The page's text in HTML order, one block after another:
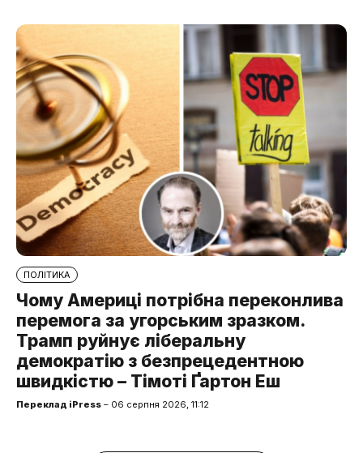
ПОЛІТИКА
Чому Америці потрібна переконлива
перемога за угорським зразком.
Трамп руйнує ліберальну
демократію з безпрецедентною
швидкістю – Тімоті Ґартон Еш
Переклад iPress – 06 серпня 2026, 11:12